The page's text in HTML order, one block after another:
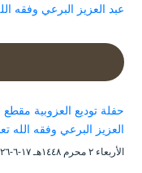
عبد العزيز البرعي وفقه
حفلة توديع العزوبية
العزيز البرعي وفقه الله
الأربعاء ۲ محرم ۱٤٤۸هـ ۱۷-٦-۲۰۲٦م